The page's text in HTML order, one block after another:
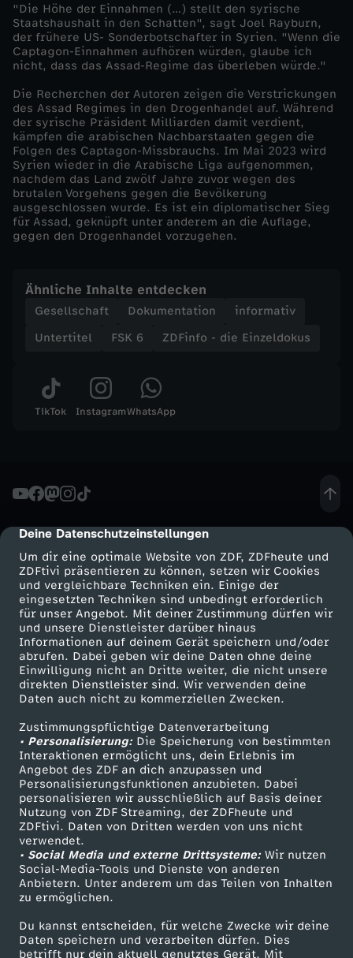
cmp-dialog-description
Deine Datenschutzeinstellungen
Um dir eine optimale Website von ZDF, ZDFheute und
ZDFtivi präsentieren zu können, setzen wir Cookies
und vergleichbare Techniken ein. Einige der
eingesetzten Techniken sind unbedingt erforderlich
für unser Angebot. Mit deiner Zustimmung dürfen wir
und unsere Dienstleister darüber hinaus
Informationen auf deinem Gerät speichern und/oder
abrufen. Dabei geben wir deine Daten ohne deine
Einwilligung nicht an Dritte weiter, die nicht unsere
direkten Dienstleister sind. Wir verwenden deine
Daten auch nicht zu kommerziellen Zwecken.
Zustimmungspflichtige Datenverarbeitung
• Personalisierung:Die Speicherung von bestimmten
Interaktionen ermöglicht uns, dein Erlebnis im
Angebot des ZDF an dich anzupassen und
Personalisierungsfunktionen anzubieten. Dabei
personalisieren wir ausschließlich auf Basis deiner
Nutzung von ZDF Streaming, der ZDFheute und
ZDFtivi. Daten von Dritten werden von uns nicht
verwendet.
• Social Media und externe Drittsysteme:Wir nutzen
Social-Media-Tools und Dienste von anderen
Anbietern. Unter anderem um das Teilen von Inhalten
zu ermöglichen.
Du kannst entscheiden, für welche Zwecke wir deine
Daten speichern und verarbeiten dürfen. Dies
betrifft nur dein aktuell genutztes Gerät. Mit
o
n
-
D
i
e
r
o
e
b
o
s
s
e
v
o
n
D
a
m
a
s
"Die Höhe der Einnahmen (…) stellt den syrische
Staatshaushalt in den Schatten", sagt Joel Rayburn,
der frühere US- Sonderbotschafter in Syrien. "Wenn die
Captagon-Einnahmen aufhören würden, glaube ich
nicht, dass das Assad-Regime das überleben würde."
Die Recherchen der Autoren zeigen die Verstrickungen
des Assad Regimes in den Drogenhandel auf. Während
der syrische Präsident Milliarden damit verdient,
kämpfen die arabischen Nachbarstaaten gegen die
Folgen des Captagon-Missbrauchs. Im Mai 2023 wird
Syrien wieder in die Arabische Liga aufgenommen,
nachdem das Land zwölf Jahre zuvor wegen des
brutalen Vorgehens gegen die Bevölkerung
ausgeschlossen wurde. Es ist ein diplomatischer Sieg
für Assad, geknüpft unter anderem an die Auflage,
gegen den Drogenhandel vorzugehen.
Ähnliche Inhalte entdecken
Gesellschaft Dokumentation
informativ
Untertitel
FSK 6 ZDFinfo - die Einzeldokus
TikTok InstagramWhatsApp
Mehr ZDF
ZDF-Apps
Smart TV
ZDFtext
Livestreams
Sendungen A-Z
TV-Programm
Service
ZDFmitreden
Kontakt zum ZDF
Tickets
Zuschauerservice
Hilfe
ZDF Unternehmen
Karriere
ZDF goes Schule